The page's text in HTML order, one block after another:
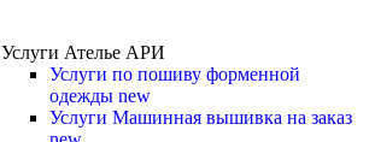
Услуги Ателье АРИ
Услуги по пошиву форменной
одежды new
Услуги Машинная вышивка на заказ